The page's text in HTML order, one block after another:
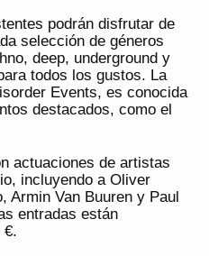
podrán disfrutar de
selección de géneros
deep, underground y
todos los gustos. La
Events, es conocida
destacados, como el
actuaciones de artistas
incluyendo a Oliver
Armin Van Buuren y Paul
entradas están
€.